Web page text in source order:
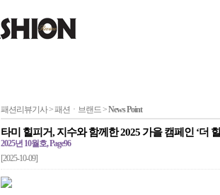
패션리뷰기사 > 패션ㆍ브랜드 >News Point
타미 힐피거, 지수와 함께한 2025 가을 캠페인 ‘더
2025년 10월호, Page96
[2025-10-09]